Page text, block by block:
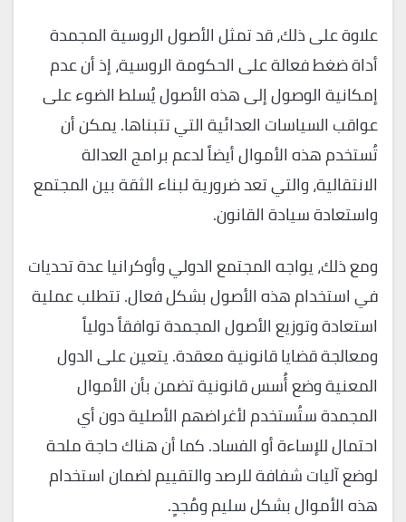
علاوة على ذلك، قد تمثل الأصول الروسية المجمدة
أداة ضغط فعالة على الحكومة الروسية، إذ أن عدم
إمكانية الوصول إلى هذه الأصول يُسلط الضوء على
عواقب السياسات العدائية التي تتبناها. يمكن أن
تُستخدم هذه الأموال أيضاً لدعم برامج العدالة
الانتقالية، والتي تعد ضرورية لبناء الثقة بين المجتمع
واستعادة سيادة القانون.
ومع ذلك، يواجه المجتمع الدولي وأوكرانيا عدة تحديات
في استخدام هذه الأصول بشكل فعال. تتطلب عملية
استعادة وتوزيع الأصول المجمدة توافقاً دولياً
ومعالجة قضايا قانونية معقدة. يتعين على الدول
المعنية وضع أُسس قانونية تضمن بأن الأموال
المجمدة ستُستخدم لأغراضهم الأصلية دون أي
احتمال للإساءة أو الفساد. كما أن هناك حاجة ملحة
لوضع آليات شفافة للرصد والتقييم لضمان استخدام
هذه الأموال بشكل سليم ومُجدٍ.